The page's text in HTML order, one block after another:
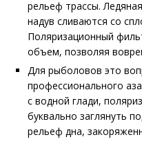
рельеф трассы.
надув сливаются со
Поляризационный
объем, позволяя
Для рыболовов это
профессионального
с водной глади,
буквально заглянуть
рельеф дна,